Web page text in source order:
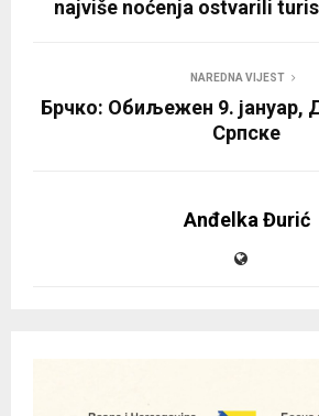
najviše noćenja ostvarili
NAREDNA VIJEST
Брчко: Обиљежен 9. јануар,
Српске
Anđelka Đurić